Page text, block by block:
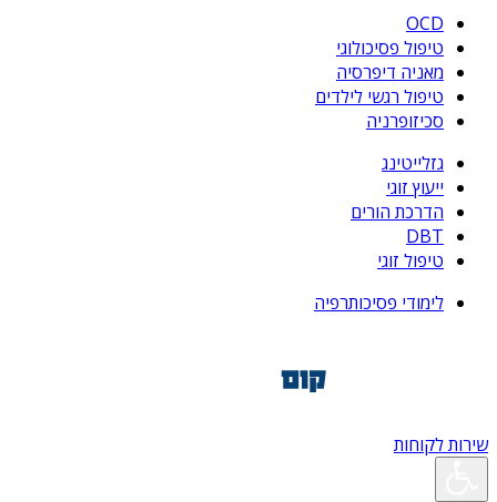
OCD
טיפול פסיכולוגי
מאניה דיפרסיה
טיפול רגשי לילדים
סכיזופרניה
גזלייטינג
ייעוץ זוגי
הדרכת הורים
DBT
טיפול זוגי
לימודי פסיכותרפיה
שירות לקוחות